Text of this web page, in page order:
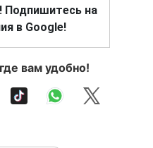
Подпишитесь на
в Google!
вам удобно!